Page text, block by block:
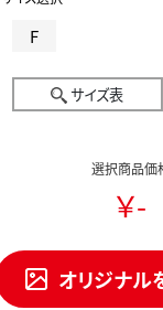
F
サイズ表
選択商品価
￥-
オリジナル